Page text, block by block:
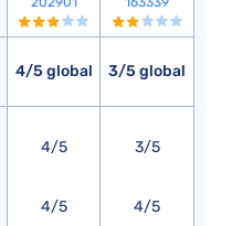
4/5 global
4/5
4/5
3/5 global
3/5
4/5